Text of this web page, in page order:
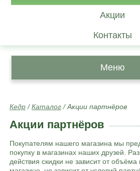
Акции
Контакты
Меню
Кедр /Каталог /Акции партнёров
Акции партнёров
Покупателям нашего магазина мы
покупку в магазинах наших друзей.
действия скидки не зависит от